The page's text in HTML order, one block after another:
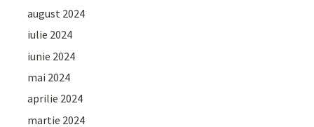
august 2024
iulie 2024
iunie 2024
mai 2024
aprilie 2024
martie 2024